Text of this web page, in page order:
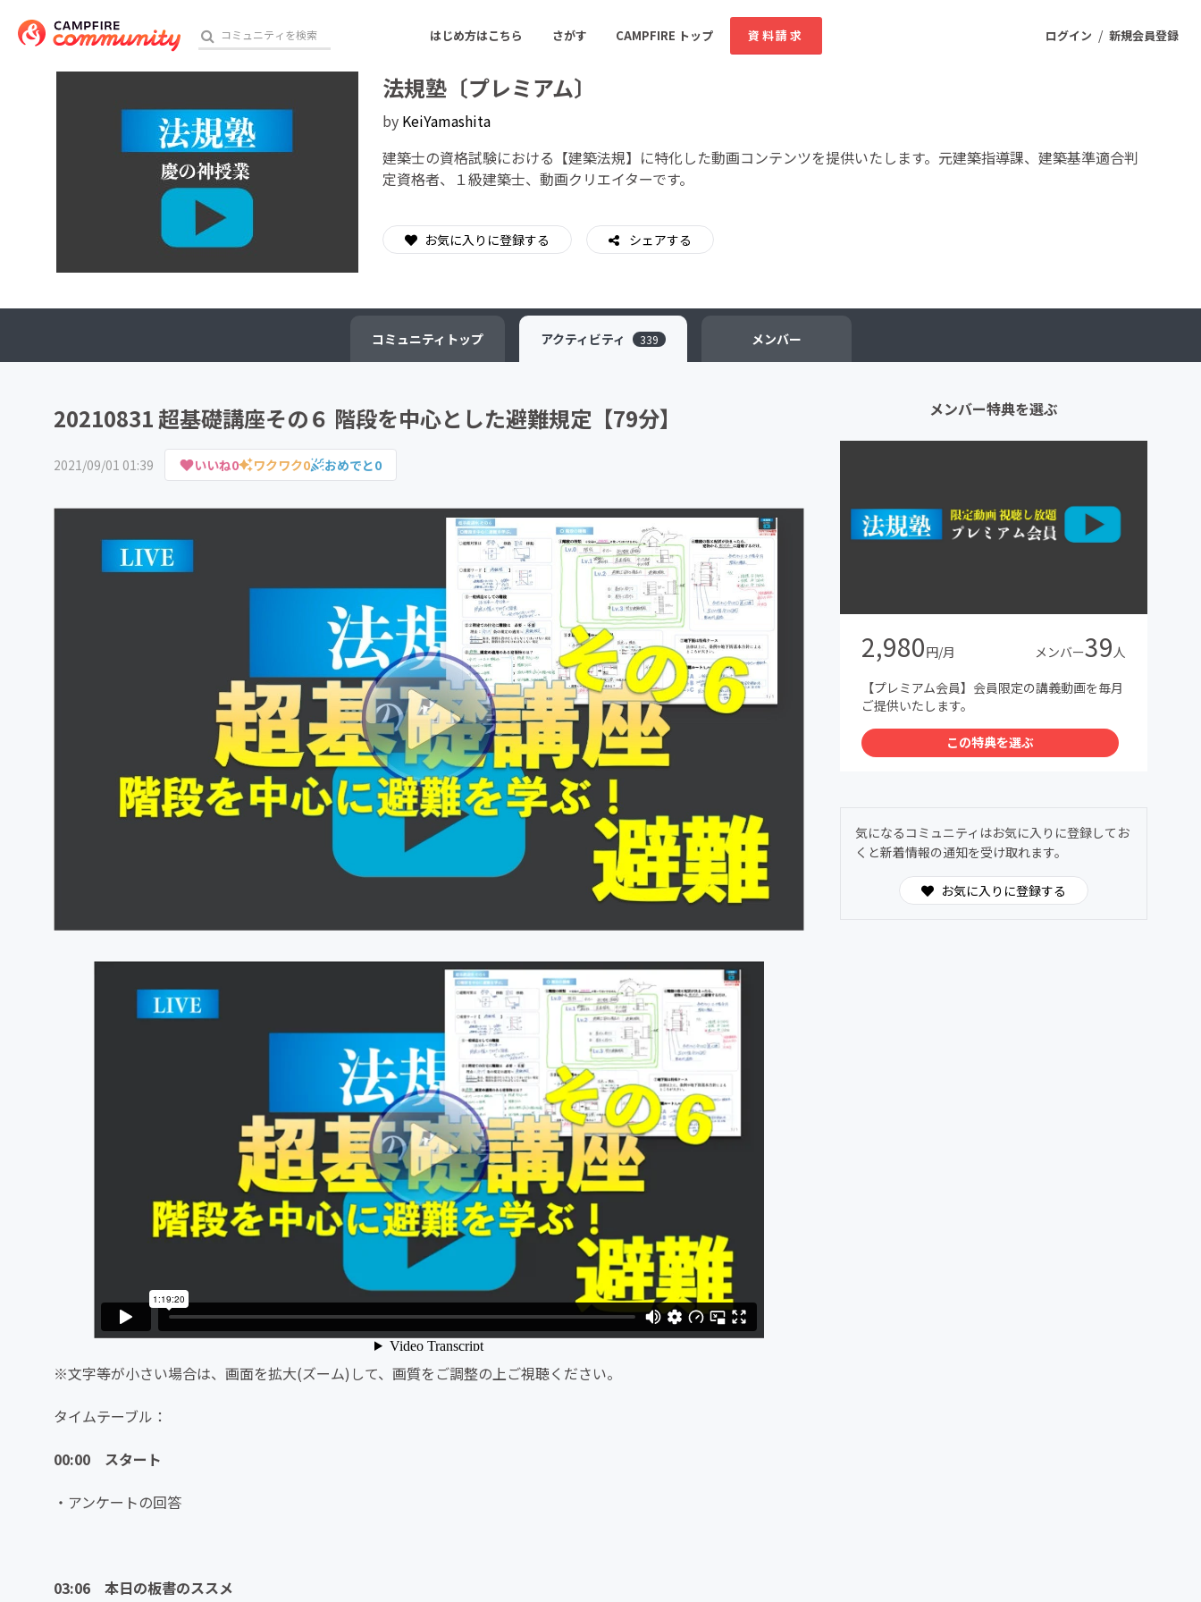
ログイン / 新規会員登録
はじめ方はこちら さがす CAMPFIRE トップ 資料請求
おすすめのコミュニティ 人気のコミュニティ 新着のコミュニティ
アート・写真
テクノロジー・ガジェット
ゲーム・サービス開発 フード・飲食店
ソーシャルグッド ビューティー・ヘルスケア
チャレンジ
CAMPFIRE for Social Good CAMPFIRE Creation
法規塾〔プレミアム〕
by KeiYamashita
建築士の資格試験における【建築法規】に特化した動画コンテンツを提供いたします。元建築指導課、建築基準適合判
定資格者、１級建築士、動画クリエイターです。
お気に入りに登録する シェアする
コミュニティ トップ アクティビティ 339 メンバー
20210831 超基礎講座その６ 階段を中心とした避難規定【79分】
2021/09/01 01:39 いいね0 ワクワク0 おめでと0
※文字等が小さい場合は、画面を拡大(ズーム)して、画質をご調整の上ご視聴ください。
タイムテーブル：
00:00 スタート
・アンケートの回答
03:06 本日の板書のススメ
メンバー特典を選ぶ
2,980円/月 メンバー39 人
【プレミアム会員】会員限定の講義動画を毎月
ご提供いたします。
この特典を選ぶ
気になるコミュニティはお気に入りに登録してお
くと新着情報の通知を受け取れます。
お気に入りに登録する